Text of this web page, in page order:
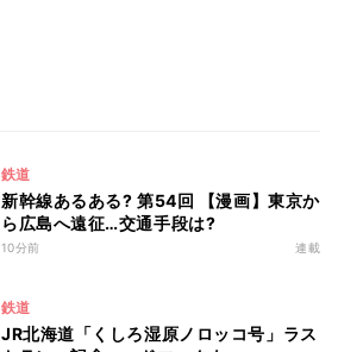
鉄道
新幹線あるある? 第54回 【漫画】東京か
ら広島へ遠征…交通手段は?
10分前 連載
鉄道
JR北海道「くしろ湿原ノロッコ号」ラス